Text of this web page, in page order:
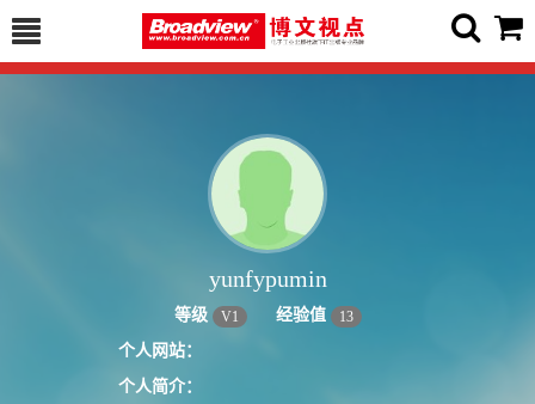
yunfypumin
等级 V1 经验值 13
个人网站：
个人简介：